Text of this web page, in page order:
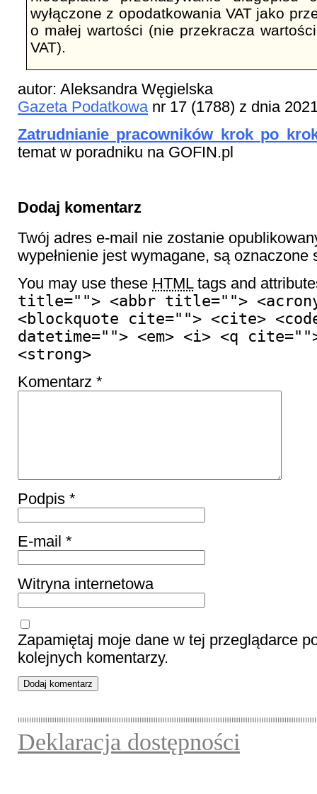
wyłączone z opodatkowania VAT jako
o małej wartości (nie przekracza
VAT).
autor: Aleksandra Węgielska
Gazeta Podatkowanr 17 (1788) z dnia
Zatrudnianie pracowników krok po
temat w poradniku na GOFIN.pl
Dodaj komentarz
Twój adres e-mail nie zostanie
wypełnienie jest wymagane, są
You may use these HTMLtags and
title=""> <abbr title="">
<blockquote cite=""> <cite>
datetime=""> <em> <i> <q
<strong>
Komentarz *
Podpis *
E-mail *
Witryna internetowa
Zapamiętaj moje dane w tej przeglądarce
kolejnych komentarzy.
Deklaracja dostępności